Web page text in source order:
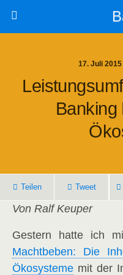
17. Juli
Ban­king
Tei­len Tweet
Von Ralf Keuper
Ges­tern hat­te ich
Macht­be­ben: Die
Öko­sys­te­me mit der